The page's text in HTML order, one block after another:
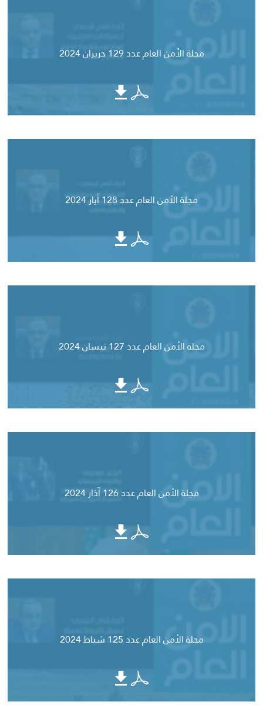
مجلة الأمن العام عدد 129 حزيران 2024
مجلة الأمن العام عدد 128 أيار 2024
مجلة الأمن العام عدد 127 نيسان 2024
مجلة الأمن العام عدد 126 آذار 2024
مجلة الأمن العام عدد 125 شباط 2024